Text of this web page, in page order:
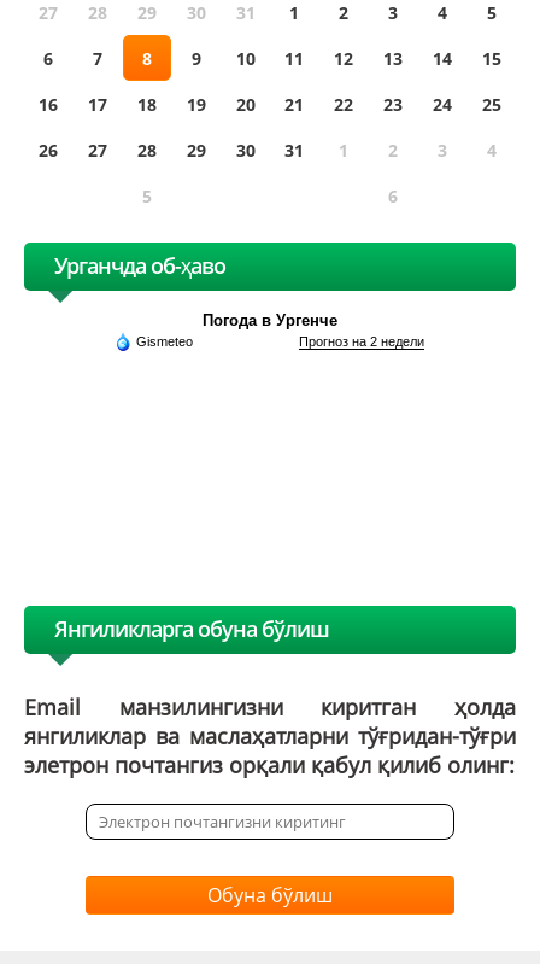
27 28 29 30 31 1 2 3 4
5
6
7 8 9 10 11 12 13 14
15
16
17 18 19 20 21 22 23 24
25
26
27 28 29 30 31 1 2 3
4
5
6
Урганчда об-ҳаво
Погода в Ургенче
Gismeteo Прогноз на 2 недели
Янгиликларга обуна бўлиш
Email манзилингизни киритган ҳолда
янгиликлар ва маслаҳатларни тўғридан-тўғри
элетрон почтангиз орқали қабул қилиб олинг:
Обуна бўлиш